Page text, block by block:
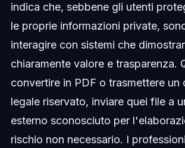
indica che, sebbene gli utenti
le proprie informazioni private,
interagire con sistemi che
chiaramente valore e trasparenza.
convertire in PDF o trasmettere un
legale riservato, inviare quei file a
esterno sconosciuto per
rischio non necessario. I